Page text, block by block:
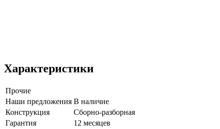
Характеристики
Прочие
Наши предложения В наличие
Конструкция
Сборно-разборная
Гарантия
12 месяцев